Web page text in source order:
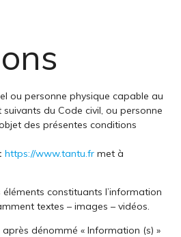
ou personne physique capable au
du Code civil, ou personne
des présentes conditions
https://www.tantu.fr met à
éléments constituants l’information
textes – images – vidéos.
après dénommé « Information (s) »